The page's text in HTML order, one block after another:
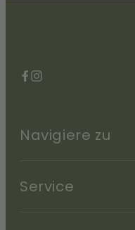
Navigiere zu
Service